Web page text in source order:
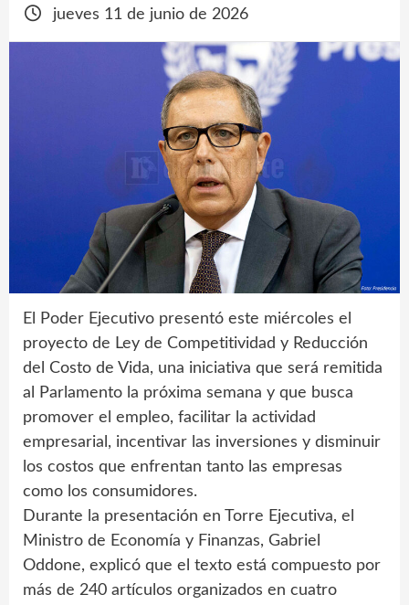
jueves 11 de junio de 2026
El Poder Ejecutivo presentó este miércoles el
proyecto de Ley de Competitividad y Reducción
del Costo de Vida, una iniciativa que será remitida
al Parlamento la próxima semana y que busca
promover el empleo, facilitar la actividad
empresarial, incentivar las inversiones y disminuir
los costos que enfrentan tanto las empresas
como los consumidores.
Durante la presentación en Torre Ejecutiva, el
Ministro de Economía y Finanzas, Gabriel
Oddone, explicó que el texto está compuesto por
más de 240 artículos organizados en cuatro